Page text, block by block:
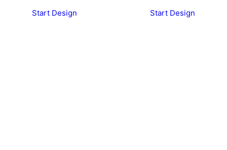
Start Design Start Design